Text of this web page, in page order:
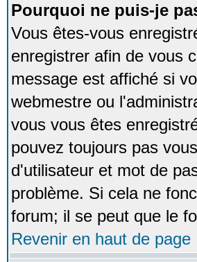
Pourquoi ne puis-je
Vous êtes-vous
enregistrer afin de vous
message est affiché si
webmestre ou
vous vous êtes
pouvez toujours pas
d'utilisateur et mot de
problème. Si cela ne
forum; il se peut que le
Revenir en haut de page